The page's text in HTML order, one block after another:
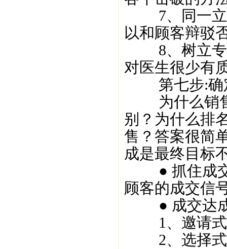
7、同一立
以和顾客辩驳
8、树立专
对医生很少有
第七步:确
为什么销售
别？为什么排
售？答案很简
成是最终目标
● 抓住成交
顾客的成交信
● 成交达成
1、邀请式
2、选择式